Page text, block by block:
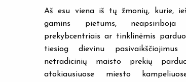
Aš esu viena iš tų žmonių, kurie,
gamins pietums, neapsiriboja
prekybcentriais ar tinklinėmis
tiesiog dievinu
netradicinių maisto prekių
atokiausiuose miesto